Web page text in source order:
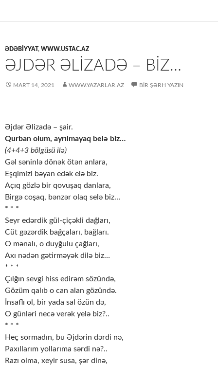
ƏDƏBİYYAT, WWW.USTAC.AZ
ƏJDƏR ƏLİZADƏ – BİZ…
MART 14, 2021 WWW.YAZARLAR.AZ BIR ŞƏRH YAZIN
Əjdər Əlizadə – şair.
Qurban olum, ayrılmayaq belə biz…
(4+4+3 bölgüsü ilə)
Gəl səninlə dönək ötən anlara,
Eşqimizi bəyan edək elə biz.
Açıq gözlə bir qovuşaq danlara,
Birgə coşaq, bənzər olaq selə biz…
* * *
Seyr edərdik gül-çiçəkli dağları,
Cüt gəzərdik bağçaları, bağları.
O mənalı, o duyğulu çağları,
Axı nədən gətirməyək dilə biz…
* * *
Çılğın sevgi hiss edirəm sözündə,
Gözüm qalıb o can alan gözündə.
İnsaflı ol, bir yada sal özün də,
O günləri necə verək yelə biz?..
* * *
Heç sormadın, bu Əjdərin dərdi nə,
Paxıllarım yollarıma sərdi nə?..
Razı olma, xeyir susa, şər dinə,